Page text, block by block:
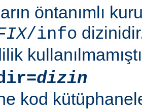
öntanımlı
/info
dizin
kod